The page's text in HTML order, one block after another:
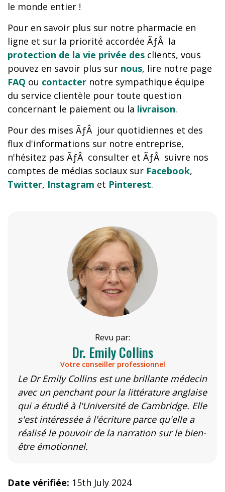
le monde entier !
Pour en savoir plus sur notre pharmacie en
ligne et sur la priorité accordée ÃƒÂ la
protection de la vie privée des clients, vous
pouvez en savoir plus sur nous, lire notre page
FAQ ou contacter notre sympathique équipe
du service clientèle pour toute question
concernant le paiement ou la livraison.
Pour des mises ÃƒÂ jour quotidiennes et des
flux d'informations sur notre entreprise,
n'hésitez pas ÃƒÂ consulter et ÃƒÂ suivre nos
comptes de médias sociaux sur Facebook,
Twitter, Instagram et Pinterest.
Revu par:
Dr. Emily Collins
Votre conseiller professionnel
Le Dr Emily Collins est une brillante médecin
avec un penchant pour la littérature anglaise
qui a étudié à l'Université de Cambridge. Elle
s'est intéressée à l'écriture parce qu'elle a
réalisé le pouvoir de la narration sur le bien-
être émotionnel.
Date vérifiée: 15th July 2024